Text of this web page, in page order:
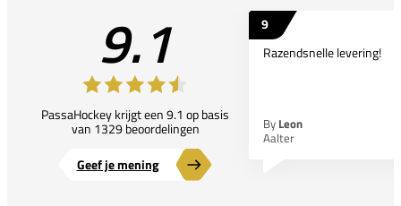
9.1
PassaHockey krijgt een 9.1 op basis
van 1329 beoordelingen
Geef je mening
9
Razendsnelle levering!
By Leon
Aalter